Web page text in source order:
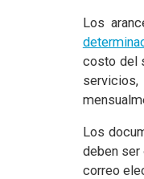
Los
costo del
Los
deben ser
correo